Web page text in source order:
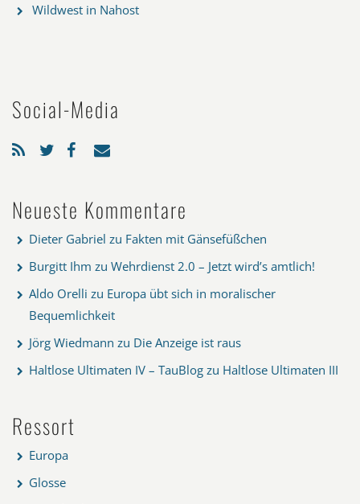
Wildwest in Nahost
Social-Media
Neueste Kommentare
Dieter Gabriel zu Fakten mit Gänsefüßchen
Burgitt Ihm zu Wehrdienst 2.0 – Jetzt wird’s amtlich!
Aldo Orelli zu Europa übt sich in moralischer
Bequemlichkeit
Jörg Wiedmann zu Die Anzeige ist raus
Haltlose Ultimaten IV – TauBlog zu Haltlose Ultimaten III
Ressort
Europa
Glosse